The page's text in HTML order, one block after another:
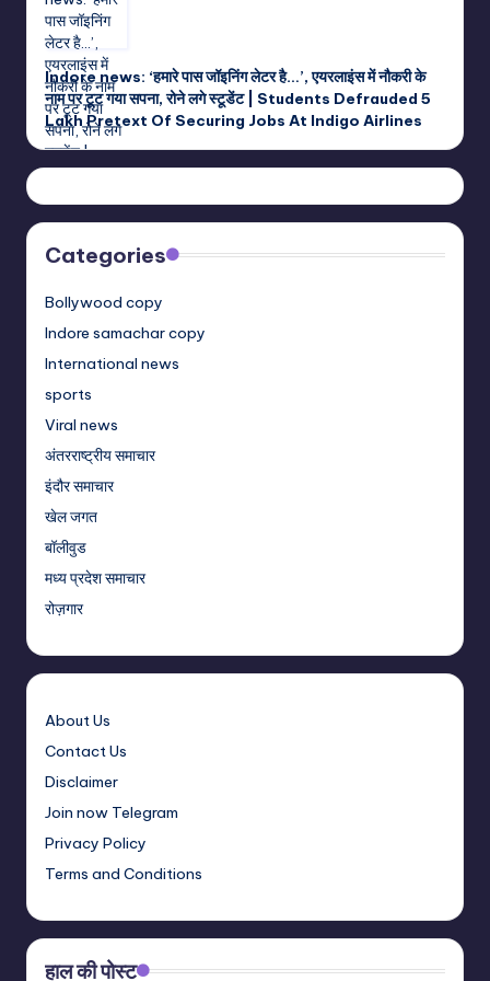
Indore news: ‘हमारे पास जॉइनिंग लेटर है…’, एयरलाइंस में नौकरी के
नाम पर टूट गया सपना, रोने लगे स्टूडेंट | Students Defrauded 5
Lakh Pretext Of Securing Jobs At Indigo Airlines
Categories
Bollywood copy
Indore samachar copy
International news
sports
Viral news
अंतरराष्ट्रीय समाचार
इंदौर समाचार
खेल जगत
बॉलीवुड
मध्य प्रदेश समाचार
रोज़गार
About Us
Contact Us
Disclaimer
Join now Telegram
Privacy Policy
Terms and Conditions
हाल की पोस्ट